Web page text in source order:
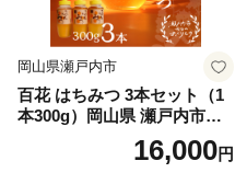
岡山県瀬戸内市
百花 はちみつ 3本セット（1
本300g）岡山県 瀬戸内市産
石黒農園 ヨーグルト パン 砂
糖の代わり 香り高い いい香
16,000円